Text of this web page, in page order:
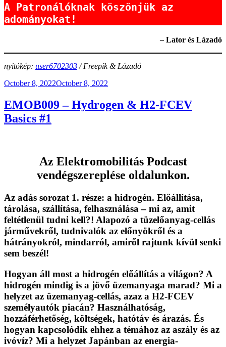
A Patronálóknak köszönjük az
adományokat!
– Lator és Lázadó
nyitókép: user6702303 / Freepik & Lázadó
Posted
October 8, 2022October 8, 2022
EMOB009 – Hydrogen & H2-FCEV
Basics #1
Az Elektromobilitás Podcast
vendégszereplése oldalunkon.
Az adás sorozat 1. része: a hidrogén. Előállítása,
tárolása, szállítása, felhasználása – mi az, amit
feltétlenül tudni kell?! Alapozó a tüzelőanyag-cellás
járművekről, tudnivalók az előnyökről és a
hátrányokról, mindarról, amiről rajtunk kívül senki
sem beszél!
Hogyan áll most a hidrogén előállítás a világon? A
hidrogén mindig is a jövő üzemanyaga marad? Mi a
helyzet az üzemanyag-cellás, azaz a H2-FCEV
személyautók piacán? Használhatóság,
hozzáférhetőség, költségek, hatótáv és árazás. És
hogyan kapcsolódik ehhez a témához az aszály és az
ivóvíz? Mi a helyzet Japánban az energia-